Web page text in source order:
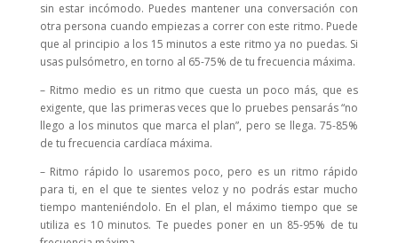
sin estar incómodo. Puedes mantener una conversación con
otra persona cuando empiezas a correr con este ritmo. Puede
que al principio a los 15 minutos a este ritmo ya no puedas. Si
usas pulsómetro, en torno al 65-75% de tu frecuencia máxima.
– Ritmo medio es un ritmo que cuesta un poco más, que es
exigente, que las primeras veces que lo pruebes pensarás “no
llego a los minutos que marca el plan”, pero se llega. 75-85%
de tu frecuencia cardíaca máxima.
– Ritmo rápido lo usaremos poco, pero es un ritmo rápido
para ti, en el que te sientes veloz y no podrás estar mucho
tiempo manteniéndolo. En el plan, el máximo tiempo que se
utiliza es 10 minutos. Te puedes poner en un 85-95% de tu